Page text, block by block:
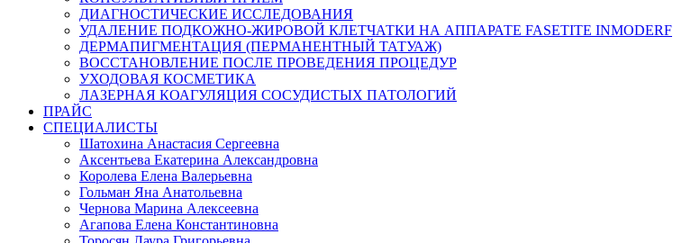
ДИАГНОСТИЧЕСКИЕ ИССЛЕДОВАНИЯ
УДАЛЕНИЕ ПОДКОЖНО-ЖИРОВОЙ КЛЕТЧАТКИ НА АППАРАТЕ FASETITE INMODERF
ДЕРМАПИГМЕНТАЦИЯ (ПЕРМАНЕНТНЫЙ ТАТУАЖ)
ВОССТАНОВЛЕНИЕ ПОСЛЕ ПРОВЕДЕНИЯ ПРОЦЕДУР
УХОДОВАЯ КОСМЕТИКА
ЛАЗЕРНАЯ КОАГУЛЯЦИЯ СОСУДИСТЫХ ПАТОЛОГИЙ
ПРАЙС
СПЕЦИАЛИСТЫ
Шатохина Анастасия Сергеевна
Аксентьева Екатерина Александровна
Королева Елена Валерьевна
Гольман Яна Анатольевна
Чернова Марина Алексеевна
Агапова Елена Константиновна